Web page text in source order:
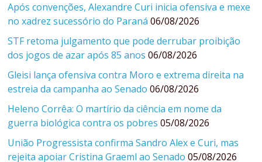
Após convenções, Alexandre Curi inicia ofensiva e mexe
no xadrez sucessório do Paraná 06/08/2026
STF retoma julgamento que pode derrubar proibição
dos jogos de azar após 85 anos 06/08/2026
Gleisi lança ofensiva contra Moro e extrema direita na
estreia da campanha ao Senado 06/08/2026
Heleno Corrêa: O martírio da ciência em nome da
guerra biológica contra os pobres 05/08/2026
União Progressista confirma Sandro Alex e Curi, mas
rejeita apoiar Cristina Graeml ao Senado 05/08/2026